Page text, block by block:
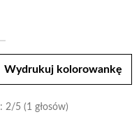
Wydrukuj kolorowankę
2/5 (1 głosów)